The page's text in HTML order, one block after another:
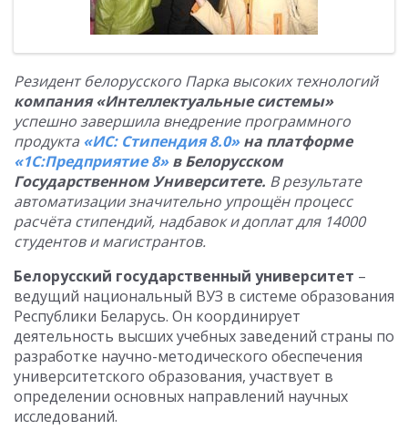
Резидент белорусского Парка высоких технологий
компания «Интеллектуальные системы»
успешно завершила внедрение программного
продукта «ИС: Стипендия 8.0»на платформе
«1С:Предприятие 8»в Белорусском
Государственном Университете. В результате
автоматизации значительно упрощён процесс
расчёта стипендий, надбавок и доплат для 14000
студентов и магистрантов.
Белорусский государственный университет –
ведущий национальный ВУЗ в системе образования
Республики Беларусь. Он координирует
деятельность высших учебных заведений страны по
разработке научно-методического обеспечения
университетского образования, участвует в
определении основных направлений научных
исследований.